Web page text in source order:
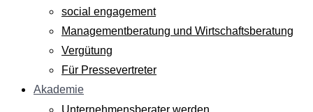
social engagement
Managementberatung und Wirtschaftsberatung
Vergütung
Für Pressevertreter
Akademie
Unternehmensberater werden